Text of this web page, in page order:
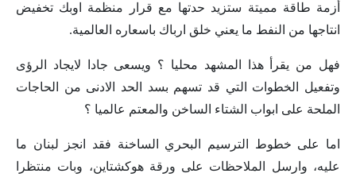
أزمة طاقة مميتة ستزيد حدتها مع قرار منظمة اوبك تخفيض
انتاجها من النفط ما يعني خلق ارباك باسعاره العالمية.
فهل من يقرأ هذا المشهد محليا ؟ ويسعى جادا لايجاد الرؤى
وتفعيل الخطوات التي قد تسهم بسد الحد الادنى من الحاجات
الملحة على ابواب الشتاء الساخن والمعتم عالميا ؟
اما على خطوط الترسيم البحري الساخنة فقد انجز لبنان ما
عليه، وارسل الملاحظات على ورقة هوكشتاين، وبات منتظرا